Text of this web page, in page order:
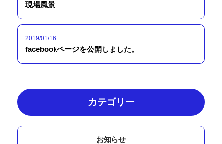
現場風景
2019/01/16
facebookページを公開しました。
カテゴリー
お知らせ